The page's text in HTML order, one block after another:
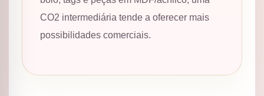
CO2 intermediária tende a oferecer mais
possibilidades comerciais.